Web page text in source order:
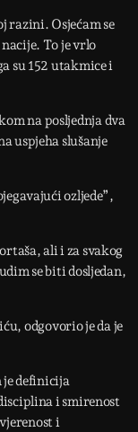
razini. Osjećam se
To je vrlo
su 152 utakmice i
na posljednja dva
uspjeha slušanje
ozljede”,
ali i za svakog
se biti dosljedan,
odgovorio je da je
je definicija
i smirenost
i